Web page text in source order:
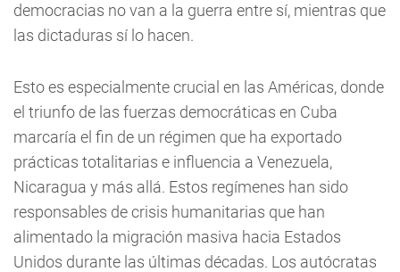
democracias no van a la guerra entre sí, mientras que
las dictaduras sí lo hacen.
Esto es especialmente crucial en las Américas, donde
el triunfo de las fuerzas democráticas en Cuba
marcaría el fin de un régimen que ha exportado
prácticas totalitarias e influencia a Venezuela,
Nicaragua y más allá. Estos regímenes han sido
responsables de crisis humanitarias que han
alimentado la migración masiva hacia Estados
Unidos durante las últimas décadas. Los autócratas